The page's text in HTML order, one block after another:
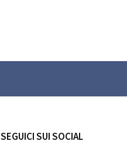
SEGUICI SUI SOCIAL
Follow